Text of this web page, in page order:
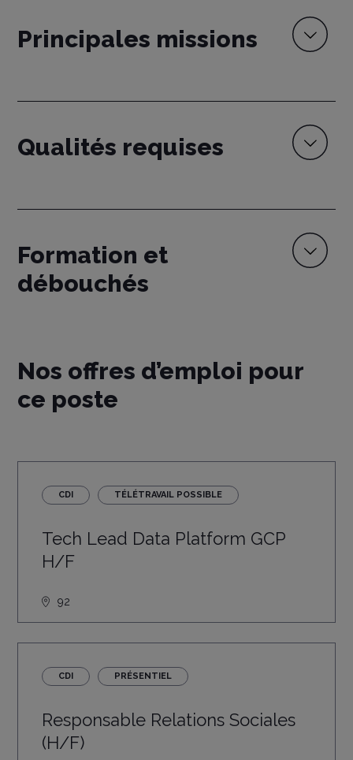
Principales missions
Qualités requises
Formation et
débouchés
Nos offres d’emploi pour
ce poste
CDI TÉLÉTRAVAIL POSSIBLE
Tech Lead Data Platform GCP
H/F
92
CDI PRÉSENTIEL
Responsable Relations Sociales
(H/F)